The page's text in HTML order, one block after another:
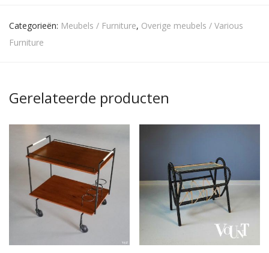
Categorieën: Meubels / Furniture, Overige meubels / Various
Furniture
Gerelateerde producten